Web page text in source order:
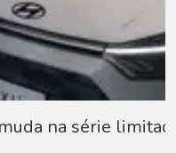
na série